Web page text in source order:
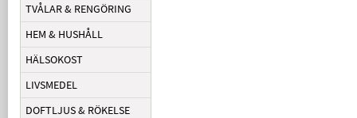
TVÅLAR & RENGÖRING
HEM & HUSHÅLL
HÄLSOKOST
LIVSMEDEL
DOFTLJUS & RÖKELSE